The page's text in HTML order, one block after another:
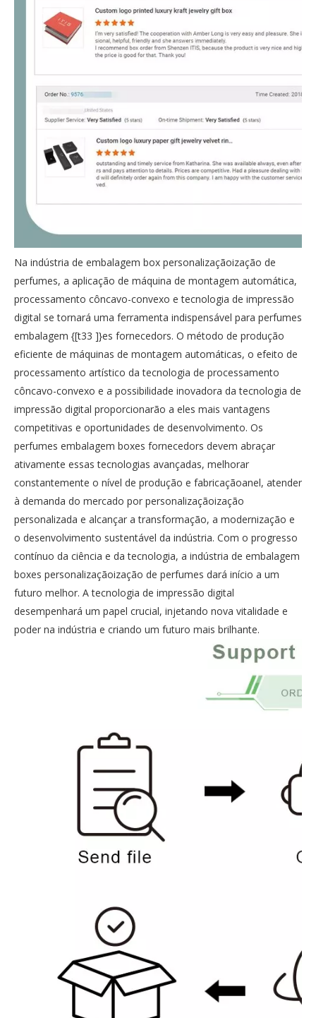
Na indústria de embalagem box personalizaçãoização de
perfumes, a aplicação de máquina de montagem automática,
processamento côncavo-convexo e tecnologia de impressão
digital se tornará uma ferramenta indispensável para perfumes
embalagem {[t33 ]}es fornecedors. O método de produção
eficiente de máquinas de montagem automáticas, o efeito de
processamento artístico da tecnologia de processamento
côncavo-convexo e a possibilidade inovadora da tecnologia de
impressão digital proporcionarão a eles mais vantagens
competitivas e oportunidades de desenvolvimento. Os
perfumes embalagem boxes fornecedors devem abraçar
ativamente essas tecnologias avançadas, melhorar
constantemente o nível de produção e fabricaçãoanel, atender
à demanda do mercado por personalizaçãoização
personalizada e alcançar a transformação, a modernização e
o desenvolvimento sustentável da indústria. Com o progresso
contínuo da ciência e da tecnologia, a indústria de embalagem
boxes personalizaçãoização de perfumes dará início a um
futuro melhor. A tecnologia de impressão digital
desempenhará um papel crucial, injetando nova vitalidade e
poder na indústria e criando um futuro mais brilhante.